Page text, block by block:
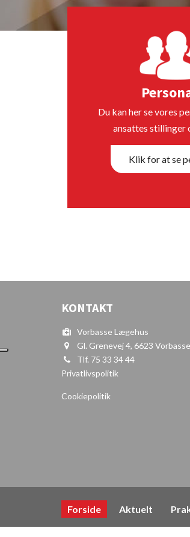
Du kan her se vores
ansattes stillinger
Klik for at se
KONTAKT
Vorbasse Lægehus
Gl. Grenevej 4, 6623 Vorbasse
Tlf. 75 33 34 44
Privatlivspolitik
Cookiepolitik
Forside Aktuelt